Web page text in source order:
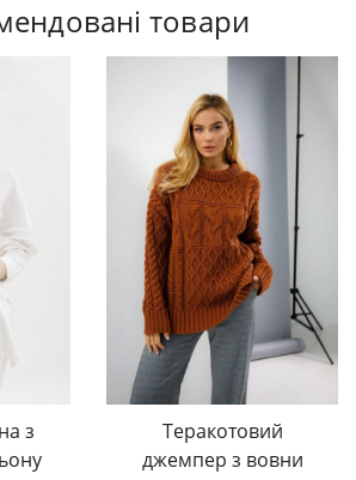
товари
з
Теракотовий
джемпер з вовни